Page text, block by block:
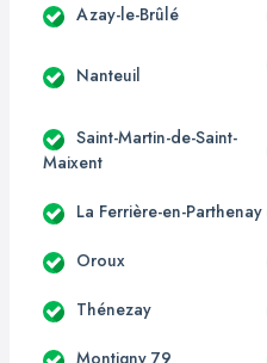
Azay-le-Brûlé
Nanteuil
Saint-Martin-de-Saint-
Maixent
La Ferrière-en-Parthenay
Oroux
Thénezay
Montigny 79